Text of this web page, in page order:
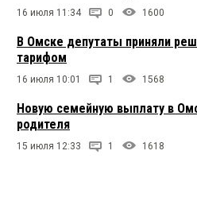
16 июля 11:34 0 1600
В Омске депутаты приняли
тарифом
16 июля 10:01 1 1568
Новую семейную выплату в
родителя
15 июля 12:33 1 1618